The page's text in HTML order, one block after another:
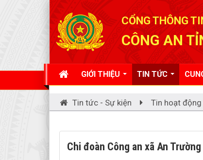
CỔNG THÔNG
CÔNG AN
GIỚI THIỆU TIN TỨC
Tin tức - Sự kiện Tin hoạt động
Chi đoàn Công an xã An